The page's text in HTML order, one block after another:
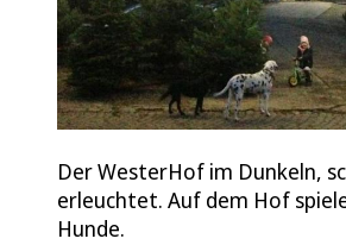
Der WesterHof im Dunkeln,
erleuchtet. Auf dem Hof
Hunde.